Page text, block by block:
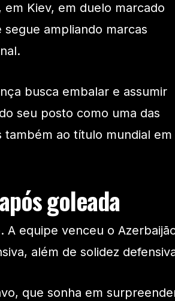
Kiev, em duelo marcado
ampliando marcas
busca embalar e assumir
seu posto como uma das
também ao título mundial em
goleada
A equipe venceu o
além de solidez
que sonha em